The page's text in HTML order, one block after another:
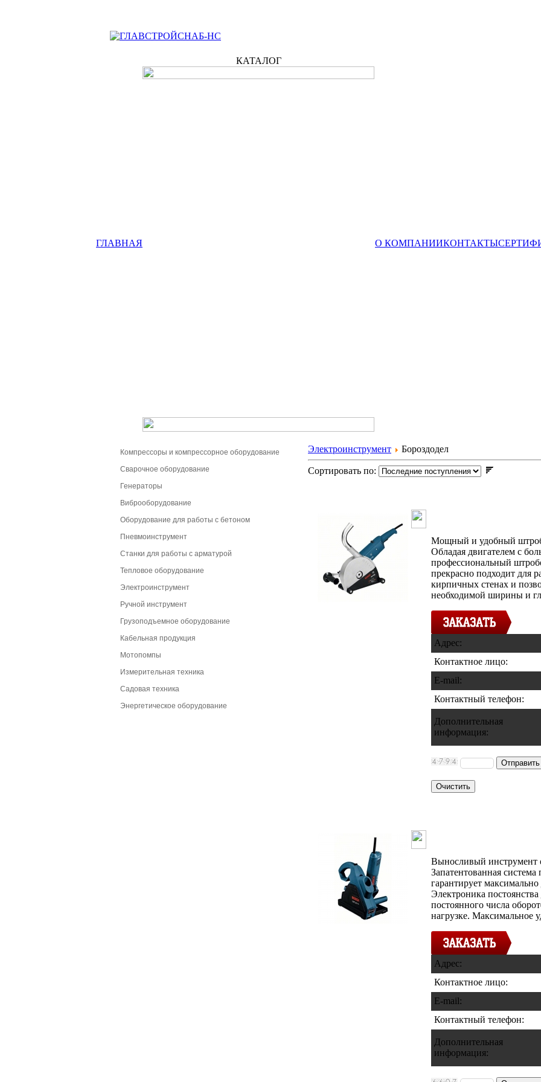
ГЛАВНАЯ
КАТАЛОГ
О КОМПАНИИКОНТАКТЫ
Компрессоры и компрессорное оборудование
Сварочное оборудование
Генераторы
Виброоборудование
Оборудование для работы с бетоном
Пневмоинструмент
Станки для работы с арматурой
Тепловое оборудование
Электроинструмент
Ручной инструмент
Грузоподъемное оборудование
Кабельная продукция
Мотопомпы
Измерительная техника
Садовая техника
Энергетическое оборудование
Электроинструмент Бороздодел
Сортировать по:
Мощный и удобный
Обладая двигателем с
профессиональный
прекрасно подходит для
кирпичных стенах и
необходимой ширины и гл
Адрес:
Контактное лицо:
E-mail:
Контактный телефон:
Дополнительная
информация:
Выносливый инструмент
Запатентованная
гарантирует
Электроника
постоянного числа
нагрузке. Максимальное
Адрес:
Контактное лицо:
E-mail:
Контактный телефон:
Дополнительная
информация: